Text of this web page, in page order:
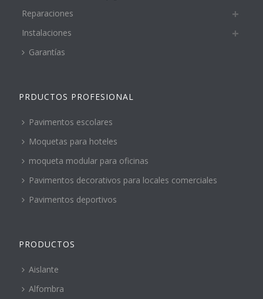
Reparaciones
Instalaciones
Garantías
PRDUCTOS PROFESIONAL
Pavimentos escolares
Moquetas para hoteles
moqueta modular para oficinas
Pavimentos decorativos para locales comerciales
Pavimentos deportivos
PRODUCTOS
Aislante
Alfombra